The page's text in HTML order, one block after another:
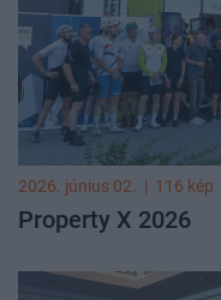
2026. június 02. | 116 kép
Property X 2026